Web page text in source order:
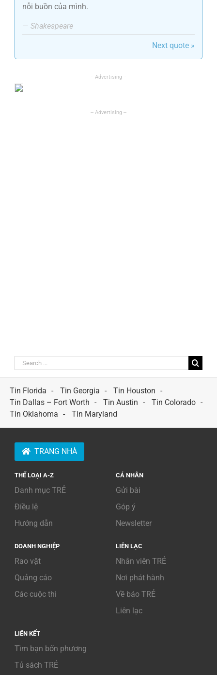
nỗi buồn của mình.
— Shakespeare
Next quote »
Search
for:
Tin Florida
Tin Georgia
Tin Houston
Tin Dallas – Fort Worth
Tin Austin
Tin Colorado
Tin Oklahoma
Tin Maryland
TRANG NHÀ
THỂ LOẠI A-Z
Danh mục TRẺ
Điều lệ
Hướng dẫn
CÁ NHÂN
Gửi bài
Góp ý
Newsletter
DOANH NGHIỆP
Rao vặt
Quảng cáo
Các cuộc thi
LIÊN LẠC
Nhân viên TRẺ
Nơi phát hành
Về báo TRẺ
Liên lạc
LIÊN KẾT
Tìm bạn bốn phương
Tủ sách TRẺ